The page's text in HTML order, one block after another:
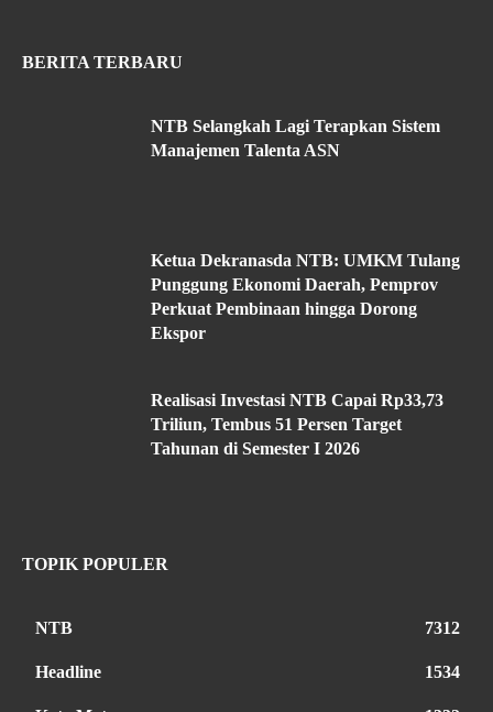
BERITA TERBARU
NTB Selangkah Lagi Terapkan Sistem
Manajemen Talenta ASN
Ketua Dekranasda NTB: UMKM Tulang
Punggung Ekonomi Daerah, Pemprov
Perkuat Pembinaan hingga Dorong
Ekspor
Realisasi Investasi NTB Capai Rp33,73
Triliun, Tembus 51 Persen Target
Tahunan di Semester I 2026
TOPIK POPULER
NTB 7312
Headline 1534